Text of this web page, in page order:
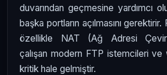
duvarından geçmesine yardımcı
başka portların açılmasını
özellikle NAT (Ağ Adresi
çalışan modern FTP istemcileri ve
kritik hale gelmiştir.